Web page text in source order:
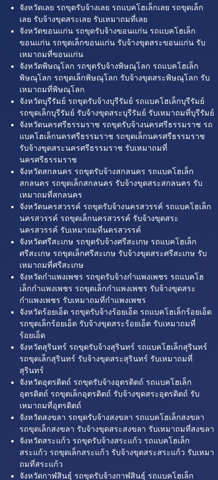
จังหวัดเลย รถขุดรับจ้างเลย รถแบคโฮเล็กเลย รถขุดเล็ก
เลย รับจ้างขุดสระเลย รับเหมาถมที่เลย
จังหวัดขอนแก่น รถขุดรับจ้างขอนแก่น รถแบคโฮเล็ก
ขอนแก่น รถขุดเล็กขอนแก่น รับจ้างขุดสระขอนแก่น รับ
เหมาถมที่ขอนแก่น
จังหวัดพิษณุโลก รถขุดรับจ้างพิษณุโลก รถแบคโฮเล็ก
พิษณุโลก รถขุดเล็กพิษณุโลก รับจ้างขุดสระพิษณุโลก รับ
เหมาถมที่พิษณุโลก
จังหวัดบุรีรัมย์ รถขุดรับจ้างบุรีรัมย์ รถแบคโฮเล็กบุรีรัมย์
รถขุดเล็กบุรีรัมย์ รับจ้างขุดสระบุรีรัมย์ รับเหมาถมที่บุรีรัมย์
จังหวัดนครศรีธรรมราช รถขุดรับจ้างนครศรีธรรมราช รถ
แบคโฮเล็กนครศรีธรรมราช รถขุดเล็กนครศรีธรรมราช
รับจ้างขุดสระนครศรีธรรมราช รับเหมาถมที่
นครศรีธรรมราช
จังหวัดสกลนคร รถขุดรับจ้างสกลนคร รถแบคโฮเล็ก
สกลนคร รถขุดเล็กสกลนคร รับจ้างขุดสระสกลนคร รับ
เหมาถมที่สกลนคร
จังหวัดนครสวรรค์ รถขุดรับจ้างนครสวรรค์ รถแบคโฮเล็ก
นครสวรรค์ รถขุดเล็กนครสวรรค์ รับจ้างขุดสระ
นครสวรรค์ รับเหมาถมที่นครสวรรค์
จังหวัดศรีสะเกษ รถขุดรับจ้างศรีสะเกษ รถแบคโฮเล็ก
ศรีสะเกษ รถขุดเล็กศรีสะเกษ รับจ้างขุดสระศรีสะเกษ รับ
เหมาถมที่ศรีสะเกษ
จังหวัดกำแพงเพชร รถขุดรับจ้างกำแพงเพชร รถแบคโฮ
เล็กกำแพงเพชร รถขุดเล็กกำแพงเพชร รับจ้างขุดสระ
กำแพงเพชร รับเหมาถมที่กำแพงเพชร
จังหวัดร้อยเอ็ด รถขุดรับจ้างร้อยเอ็ด รถแบคโฮเล็กร้อยเอ็ด
รถขุดเล็กร้อยเอ็ด รับจ้างขุดสระร้อยเอ็ด รับเหมาถมที่
ร้อยเอ็ด
จังหวัดสุรินทร์ รถขุดรับจ้างสุรินทร์ รถแบคโฮเล็กสุรินทร์
รถขุดเล็กสุรินทร์ รับจ้างขุดสระสุรินทร์ รับเหมาถมที่
สุรินทร์
จังหวัดอุตรดิตถ์ รถขุดรับจ้างอุตรดิตถ์ รถแบคโฮเล็ก
อุตรดิตถ์ รถขุดเล็กอุตรดิตถ์ รับจ้างขุดสระอุตรดิตถ์ รับ
เหมาถมที่อุตรดิตถ์
จังหวัดสงขลา รถขุดรับจ้างสงขลา รถแบคโฮเล็กสงขลา
รถขุดเล็กสงขลา รับจ้างขุดสระสงขลา รับเหมาถมที่สงขลา
จังหวัดสระแก้ว รถขุดรับจ้างสระแก้ว รถแบคโฮเล็ก
สระแก้ว รถขุดเล็กสระแก้ว รับจ้างขุดสระสระแก้ว รับเหมา
ถมที่สระแก้ว
จังหวัดกาฬสินธุ์ รถขุดรับจ้างกาฬสินธุ์ รถแบคโฮเล็ก